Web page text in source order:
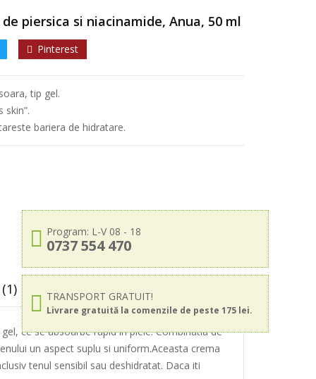
piersica si niacinamide, Anua, 50 ml
Pinterest
tip gel.
skin”.
bariera de hidratare.
Program: L-V 08 - 18
0737 554 470
TRANSPORT GRATUIT!
Livrare gratuită la comenzile de peste 175 lei.
ce se absoarbe rapid in piele. Combinatia de
un aspect suplu si uniform.Aceasta crema
tenul sensibil sau deshidratat. Daca iti